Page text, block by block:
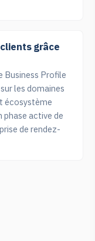
grâce
Business Profile
les domaines
écosystème
active de
de rendez-